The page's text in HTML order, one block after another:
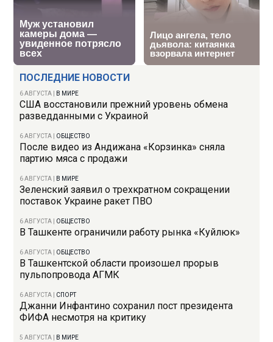
ПОСЛЕДНИЕ НОВОСТИ
6 АВГУСТА В МИРЕ
США восстановили прежний уровень обмена
разведданными с Украиной
6 АВГУСТА ОБЩЕСТВО
После видео из Андижана «Корзинка» сняла
партию мяса с продажи
6 АВГУСТА В МИРЕ
Зеленский заявил о трехкратном сокращении
поставок Украине ракет ПВО
6 АВГУСТА ОБЩЕСТВО
В Ташкенте ограничили работу рынка «Куйлюк»
6 АВГУСТА ОБЩЕСТВО
В Ташкентской области произошел прорыв
пульпопровода АГМК
6 АВГУСТА СПОРТ
Джанни Инфантино сохранил пост президента
ФИФА несмотря на критику
5 АВГУСТА В МИРЕ